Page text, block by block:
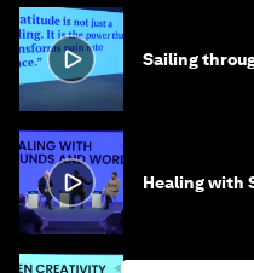
Sailing
Healing with